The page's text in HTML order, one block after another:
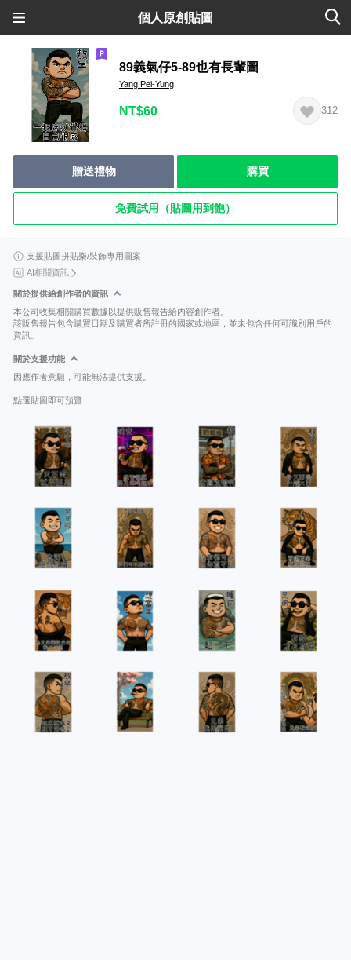
個人原創貼圖
89義氣仔5-89也有長輩圖
Yang Pei-Yung
NT$60 312
贈送禮物 購買
免費試用（貼圖用到飽）
支援貼圖拼貼樂/裝飾專用圖案
AI相關資訊
關於提供給創作者的資訊
本公司收集相關購買數據以提供販售報告給內容創作者。
該販售報告包含購買日期及購買者所註冊的國家或地區，並未包含任何可識別用戶的
資訊。
關於支援功能
因應作者意願，可能無法提供支援。
點選貼圖即可預覽